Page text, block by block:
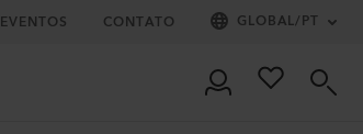
EVENTOS CONTATO GLOBAL/PT